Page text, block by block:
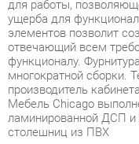
производитель
Мебель Chicago
ламинированной ДСП и
столешниц из ПВХ
Условия покупки
Благодаря
о характеристиках и
покупателей